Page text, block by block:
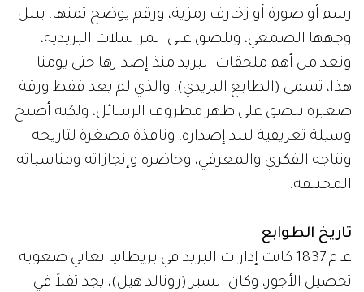
رسم أو صورة أو زخارف رمزية، ورقم يوضح ثمنها، يبلل
وجهها الصمغي، وتلصق على المراسلات البريدية،
وتعد من أهم ملحقات البريد منذ إصدارها حتى يومنا
هذا، تسمى (الطابع البريدي)، والذي لم يعد فقط ورقة
صغيرة تلصق على ظهر مظروف الرسائل، ولكنه أصبح
وسيلة تعريفية لبلد إصداره، ونافذة مصغرة لتاريخه
ونتاجه الفكري والمعرفي، وحاضره وإنجازاته ومناسباته
المختلفة.
تاريخ الطوابع
عام 1837 كانت إدارات البريد في بريطانيا تعاني صعوبة
تحصيل الأجور، وكان السير (رونالد هيل)، يجد ثقلاً في